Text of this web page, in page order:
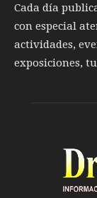
Cada día
con especial
actividades,
exposiciones,